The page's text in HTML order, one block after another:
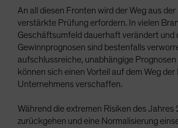
An all diesen Fronten wird der Weg aus
verstärkte Prüfung erfordern. In vielen
Geschäftsumfeld dauerhaft verändert und
Gewinnprognosen sind bestenfalls
aufschlussreiche, unabhängige
können sich einen Vorteil auf dem Weg der
Unternehmens verschaffen.
Während die extremen Risiken des Jahres
zurückgehen und eine Normalisierung